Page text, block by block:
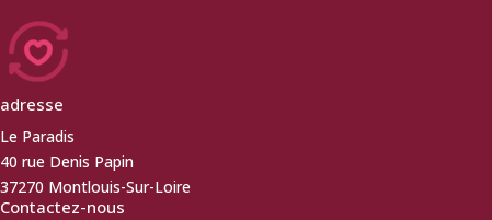
adresse
Le Paradis
40 rue Denis Papin
37270 Montlouis-Sur-Loire
Contactez-nous